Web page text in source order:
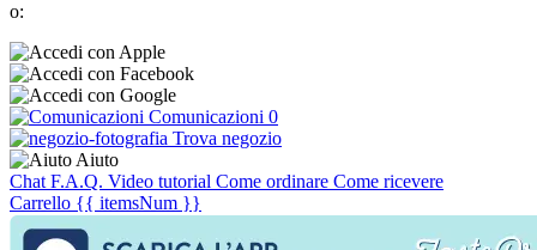
o:
Comunicazioni 0
Trova negozio
Aiuto
Chat F.A.Q. Video tutorial Come ordinare Come ricevere
Carrello {{ itemsNum }}